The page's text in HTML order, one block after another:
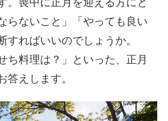
らないこと」「やっても良い
すればいいのでしょうか。
ち料理は？」といった、正月
えします。